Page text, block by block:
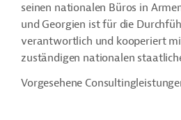
seinen nationalen Büros in
und Georgien ist für die
verantwortlich und kooperiert
zuständigen nationalen
Vorgesehene